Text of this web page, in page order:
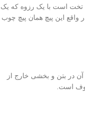
تخت است با یک رزوه که یک
این پیچ همان پیچ چوب
در بتن و بخشی خارج از
است.